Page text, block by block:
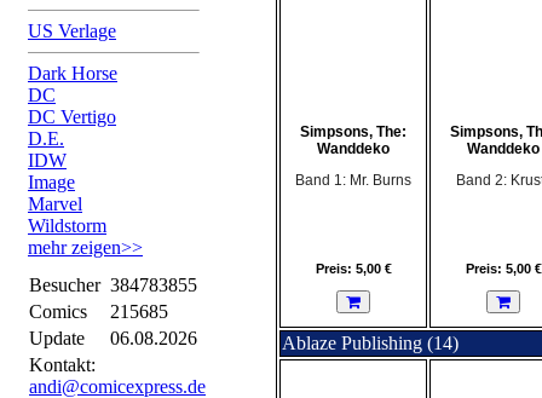
US Verlage
Dark Horse
DC
DC Vertigo
D.E.
IDW
Image
Marvel
Wildstorm
mehr zeigen>>
Besucher 384783855
Comics
215685
Update
06.08.2026
Kontakt:
andi@comicexpress.de
Simpsons, The:
Wanddeko
Band 1: Mr. Burns
Preis: 5,00 €
Simpsons,
Wanddeko
Band 2:
Preis: 5,00 €
Ablaze Publishing (14)